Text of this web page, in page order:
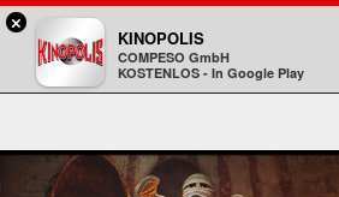
Kinopolis
×
KINOPOLIS
COMPESO GmbH
KOSTENLOS - In Google Play